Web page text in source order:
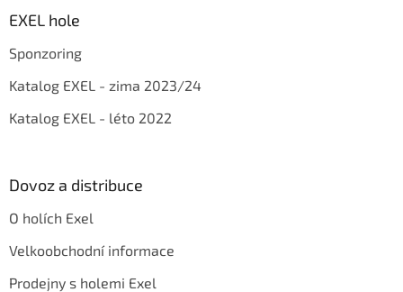
EXEL hole
Sponzoring
Katalog EXEL - zima 2023/24
Katalog EXEL - léto 2022
Dovoz a distribuce
O holích Exel
Velkoobchodní informace
Prodejny s holemi Exel